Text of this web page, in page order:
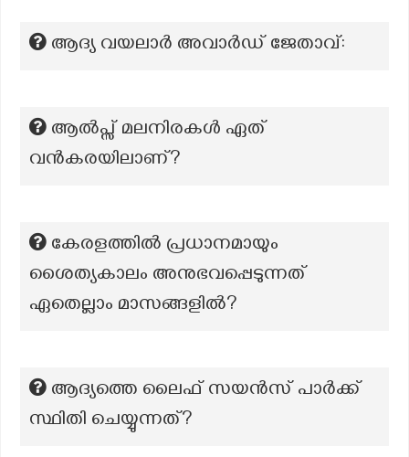
ആദ്യ വയലാർ അവാർഡ് ജേതാവ്:
ആൽപ്സ് മലനിരകൾ ഏത്
വൻകരയിലാണ്?
കേരളത്തിൽ പ്രധാനമായും
ശൈത്യകാലം അനുഭവപ്പെടുന്നത്
ഏതെല്ലാം മാസങ്ങളിൽ?
ആദ്യത്തെ ലൈഫ് സയൻസ് പാർക്ക്
സ്ഥിതി ചെയ്യുന്നത്?